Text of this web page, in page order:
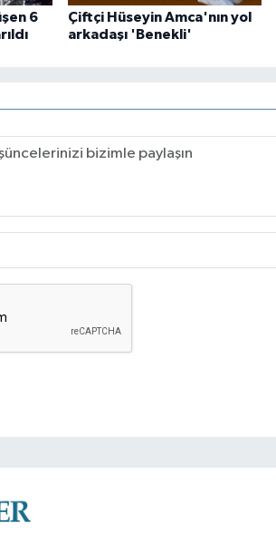
6
Çiftçi Hüseyin Amca'nın yol
arkadaşı 'Benekli'